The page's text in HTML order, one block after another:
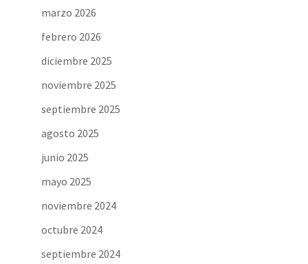
marzo 2026
febrero 2026
diciembre 2025
noviembre 2025
septiembre 2025
agosto 2025
junio 2025
mayo 2025
noviembre 2024
octubre 2024
septiembre 2024